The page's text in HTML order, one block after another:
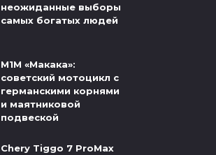
неожиданные выборы
самых богатых людей
М1М «Макака»:
советский мотоцикл с
германскими корнями
и маятниковой
подвеской
Chery Tiggo 7 ProMax